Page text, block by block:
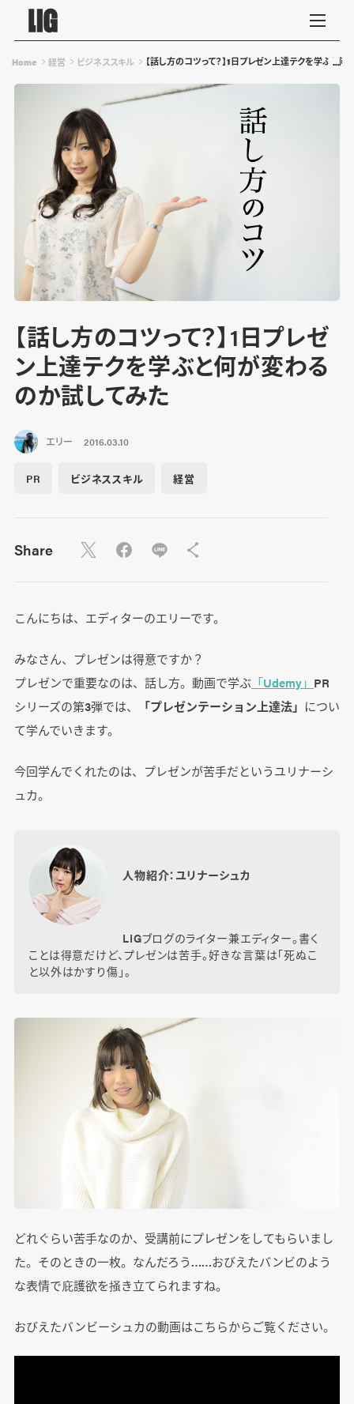
Home 経営 ビジネススキル 【話し方のコツって？】1日プレゼン上達テクを学ぶと
【話し方のコツって？】1日プレゼ
ン上達テクを学ぶと何が変わる
のか試してみた
エリー 2016.03.10
PR ビジネススキル 経営
Share
こんにちは、エディターのエリーです。
みなさん、プレゼンは得意ですか？
プレゼンで重要なのは、話し方。動画で学ぶ「Udemy」 PR
シリーズの第3弾では、
「プレゼンテーション上達法」 につい
て学んでいきます。
今回学んでくれたのは、プレゼンが苦手だというユリナーシ
ュカ。
人物紹介：ユリナーシュカ
LIGブログのライター兼エディター。書く
ことは得意だけど、プレゼンは苦手。好きな言葉は「死ぬこ
と以外はかすり傷」。
どれぐらい苦手なのか、受講前にプレゼンをしてもらいまし
た。そのときの一枚。なんだろう……おびえたバンビのよう
な表情で庇護欲を掻き立てられますね。
おびえたバンビーシュカの動画はこちらからご覧ください。